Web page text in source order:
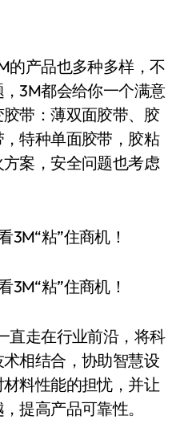
的产品也多种多样，不
3M都会给你一个满意
带：薄双面胶带、胶
特种单面胶带，胶粘
案，安全问题也考虑
直走在行业前沿，将科
相结合，协助智慧设
料性能的担忧，并让
提高产品可靠性。